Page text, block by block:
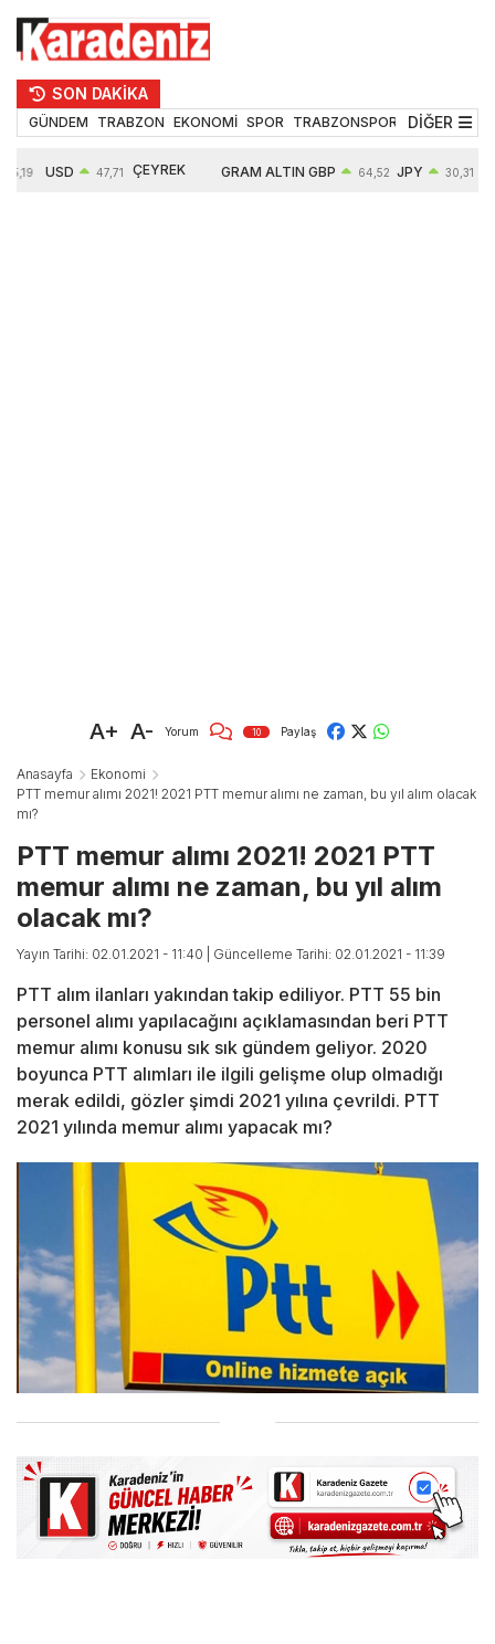
SON DAKİKA
GÜNDEM TRABZON EKONOMİ SPOR TRABZONSPOR TEKNOLOJİ
DİĞER
USD 47,71 ÇEYREK GRAM ALTIN GBP 64,52 JPY 30,31
A+ A- Yorum 10 Paylaş
Anasayfa
Ekonomi
PTT memur alımı 2021! 2021 PTT memur alımı ne zaman, bu yıl alım olacak
mı?
PTT memur alımı 2021! 2021 PTT
memur alımı ne zaman, bu yıl alım
olacak mı?
Yayın Tarihi: 02.01.2021 - 11:40 | Güncelleme Tarihi: 02.01.2021 - 11:39
PTT alım ilanları yakından takip ediliyor. PTT 55 bin
personel alımı yapılacağını açıklamasından beri PTT
memur alımı konusu sık sık gündem geliyor. 2020
boyunca PTT alımları ile ilgili gelişme olup olmadığı
merak edildi, gözler şimdi 2021 yılına çevrildi. PTT
2021 yılında memur alımı yapacak mı?